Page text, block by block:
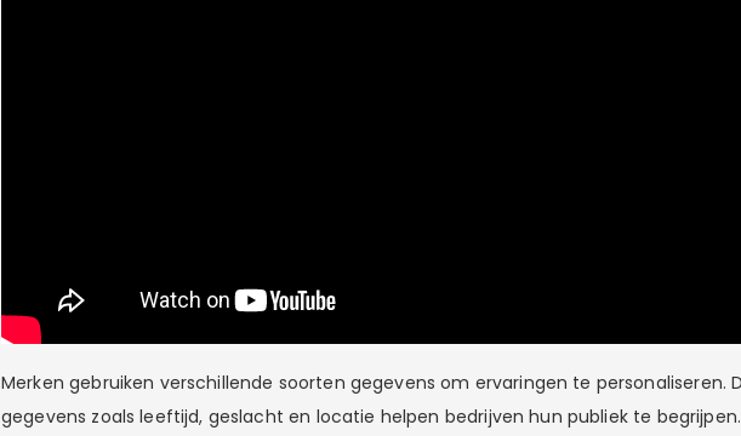
Merken gebruiken verschillende soorten gegevens om ervaringen te personaliseren.
gegevens zoals leeftijd, geslacht en locatie helpen bedrijven hun publiek te begrijpen.